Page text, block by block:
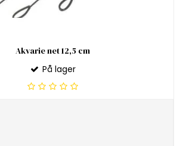
Akvarie net 12,5 cm
På lager